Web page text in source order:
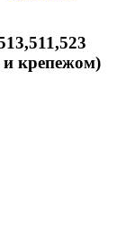
крепежом)